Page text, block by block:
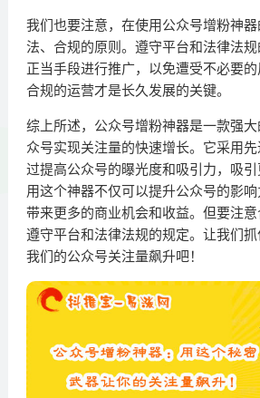
我们也要注意，在使用公众号增粉神
法、合规的原则。遵守平台和法律法
正当手段进行推广，以免遭受不必要的
合规的运营才是长久发展的关键。
综上所述，公众号增粉神器是一款强
众号实现关注量的快速增长。它采用
过提高公众号的曝光度和吸引力，吸
用这个神器不仅可以提升公众号的影
带来更多的商业机会和收益。但要注意
遵守平台和法律法规的规定。让我们
我们的公众号关注量飙升吧！